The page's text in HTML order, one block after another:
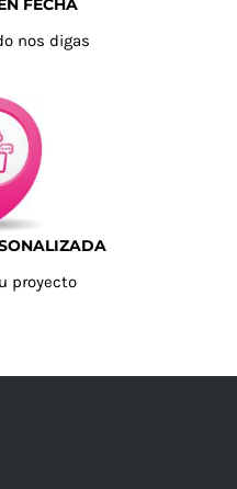
FECHA
nos digas
proyecto